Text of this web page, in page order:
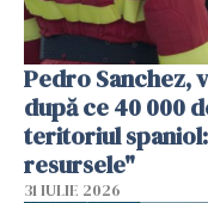
Pedro Sanchez,
după ce 40 000
teritoriul
resursele"
31 IULIE 2026